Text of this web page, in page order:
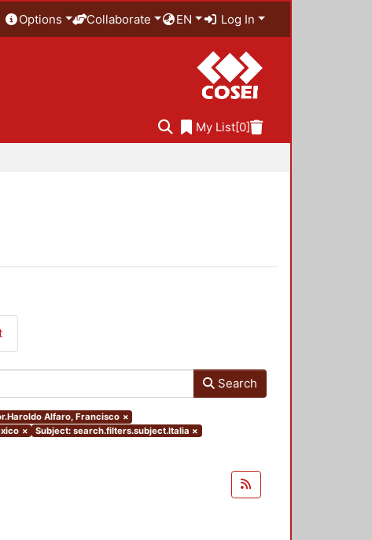
Options Collaborate EN Log In
My List[0]
Search
Alfaro, Francisco ×
× Subject: search.filters.subject.Italia ×